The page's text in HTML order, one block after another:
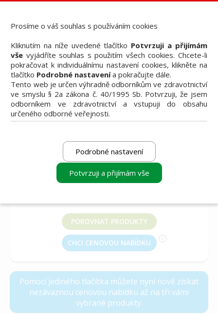
Knižní nabídka
Vzdělávací akce
Akční nabídky firem
Přehledy produktů
Inzerce
Předplatné / el. verze časopisů
k porovnání
vyberte produkt
k porovnání
k porovnání
POROVNAT PRODUKTY
CHCI CENOVOU NABÍDKU i
Pomocí jediného tlačítka můžete nyní nově získat
nezávaznou cenovou nabídku až na tři vámi
vybrané produkty.
Prosíme o váš souhlas s používáním cookies
Kliknutím na níže uvedené tlačítko Potvrzuji a přijímám
vše vyjádříte souhlas s použitím všech cookies. Chcete-li
pokračovat k individuálnímu nastavení cookies, klikněte na
tlačítko Podrobné nastavenía pokračujte dále.
Tento web je určen výhradně odborníkům ve zdravotnictví
ve smyslu § 2a zákona č. 40/1995 Sb. Potvrzuji, že jsem
odborníkem ve zdravotnictví a vstupuji do obsahu
určeného odborné veřejnosti.
Podrobné nastavení
Potvrzuji a přijímám vše